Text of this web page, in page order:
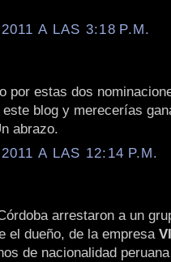
A LAS 3:18 P.M.
por estas dos
blog y merecerías
abrazo.
A LAS 12:14 P.M.
arrestaron a un
el dueño, de la empresa
de nacionalidad